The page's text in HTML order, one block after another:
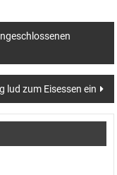
lud zum Eisessen ein